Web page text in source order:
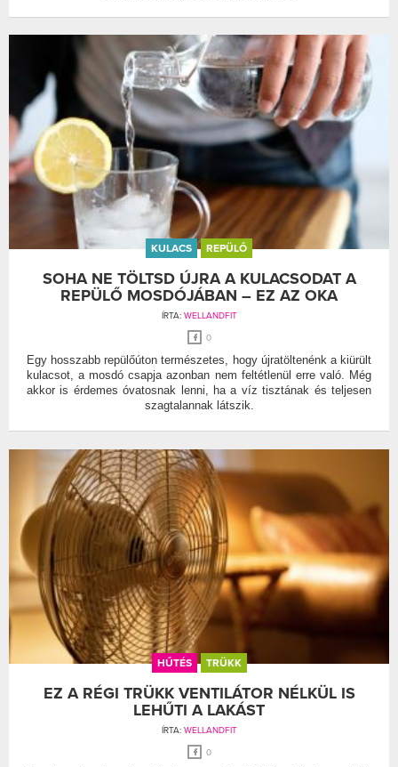
KULACS REPÜLŐ
SOHA NE TÖLTSD ÚJRA A KULACSODAT A
REPÜLŐ MOSDÓJÁBAN – EZ AZ OKA
ÍRTA: WELLANDFIT
0
Egy hosszabb repülőúton természetes, hogy újratöltenénk a kiürült
kulacsot, a mosdó csapja azonban nem feltétlenül erre való. Még
akkor is érdemes óvatosnak lenni, ha a víz tisztának és teljesen
szagtalannak látszik.
HŰTÉS TRÜKK
EZ A RÉGI TRÜKK VENTILÁTOR NÉLKÜL IS
LEHŰTI A LAKÁST
ÍRTA: WELLANDFIT
0